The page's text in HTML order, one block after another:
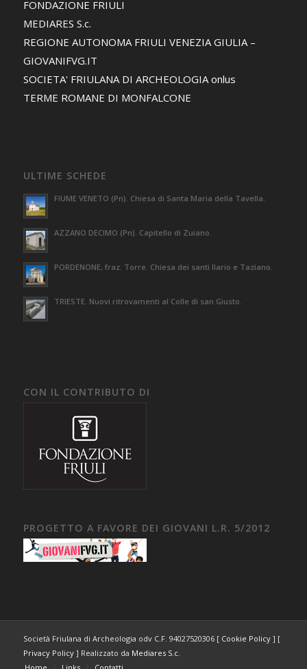
FONDAZIONE FRIULI
MEDIARES S.c.
REGIONE AUTONOMA FRIULI VENEZIA GIULIA –
GIOVANIFVG.IT
SOCIETA' FRIULANA DI ARCHEOLOGIA onlus
TERME ROMANE DI MONFALCONE
ULTIME SCHEDE
FIUME VENETO (Pn). Chiesa di Santa Maria della Tavella.
AZZANO DECIMO (Pn). Capitello di Zuiano.
PORDENONE, fraz. Torre. Chiesa dei santi Ilario e Taziano.
TRIESTE. Nuovi ritrovamenti al Colle di san Giusto.
CON IL CONTRIBUTO DI
PROGETTO A FAVORE DEI GIOVANI L.R. 5/2012
Società Friulana di Archeologia odv C.F. 94027520306 [ Cookie Policy] [
Privacy Policy] Realizzato da Mediares S.c.